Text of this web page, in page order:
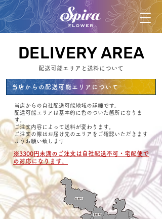
DELIVERY AREA
DELIVERY AREA
配送可能エリアと送料について
当店からの配送可能エリアについて
​当店からの自社配送可能地域の詳細です。
配達可能エリアは基本的に色のついた箇所に​なりま
す。
ご注文内容によって送料が変わります。
ご注文の際はお届け先のエリアをご確認いただきます
ようお願い致します
※3300円未満のご注文は自社配送不可・宅配便で
の対応になります。